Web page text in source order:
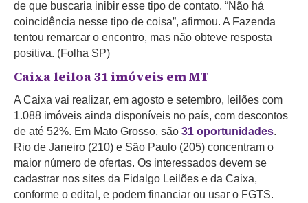
de que buscaria inibir esse tipo de contato. “Não há
coincidência nesse tipo de coisa”, afirmou. A Fazenda
tentou remarcar o encontro, mas não obteve resposta
positiva. (Folha SP)
Caixa leiloa 31 imóveis em MT
A Caixa vai realizar, em agosto e setembro, leilões com
1.088 imóveis ainda disponíveis no país, com descontos
de até 52%. Em Mato Grosso, são 31 oportunidades.
Rio de Janeiro (210) e São Paulo (205) concentram o
maior número de ofertas. Os interessados devem se
cadastrar nos sites da Fidalgo Leilões e da Caixa,
conforme o edital, e podem financiar ou usar o FGTS.